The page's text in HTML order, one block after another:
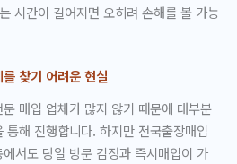
시간이 길어지면 오히려 손해를 볼 가능
찾기 어려운 현실
매입 업체가 많지 않기 때문에 대부분
통해 진행합니다. 하지만 전국출장매입
서도 당일 방문 감정과 즉시매입이 가